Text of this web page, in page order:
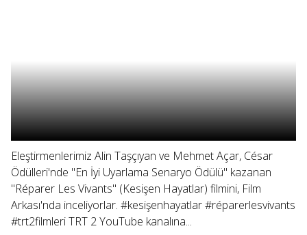
Eleştirmenlerimiz Alin Taşçıyan ve Mehmet Açar, César
Ödülleri'nde "En İyi Uyarlama Senaryo Ödülü" kazanan
"Réparer Les Vivants" (Kesişen Hayatlar) filmini, Film
Arkası'nda inceliyorlar. #kesişenhayatlar #réparerlesvivants
#trt2filmleri TRT 2 YouTube kanalına...